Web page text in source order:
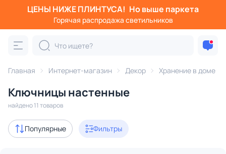
ЦЕНЫ НИЖЕ ПЛИНТУСА! Но выше паркета
Горячая распродажа светильников
Главная Интернет-магазин Декор Хранение в доме
Ключницы настенные
найдено 11 товаров
Популярные Фильтры
Фильтры
Категория: Хранение в доме
подставки для зонтов ключницы газетницы
Акции 1
В наличии 11